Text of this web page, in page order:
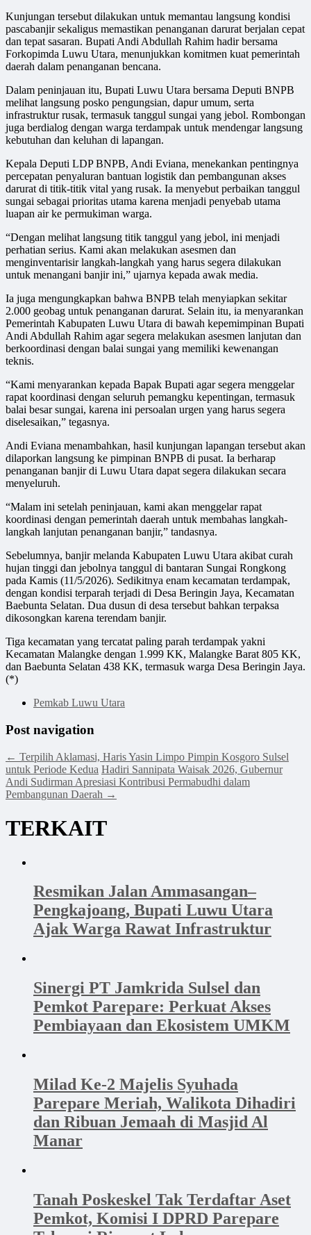
Kunjungan tersebut dilakukan untuk memantau langsung kondisi
pascabanjir sekaligus memastikan penanganan darurat berjalan cepat
dan tepat sasaran. Bupati Andi Abdullah Rahim hadir bersama
Forkopimda Luwu Utara, menunjukkan komitmen kuat pemerintah
daerah dalam penanganan bencana.
Dalam peninjauan itu, Bupati Luwu Utara bersama Deputi BNPB
melihat langsung posko pengungsian, dapur umum, serta
infrastruktur rusak, termasuk tanggul sungai yang jebol. Rombongan
juga berdialog dengan warga terdampak untuk mendengar langsung
kebutuhan dan keluhan di lapangan.
Kepala Deputi LDP BNPB, Andi Eviana, menekankan pentingnya
percepatan penyaluran bantuan logistik dan pembangunan akses
darurat di titik-titik vital yang rusak. Ia menyebut perbaikan tanggul
sungai sebagai prioritas utama karena menjadi penyebab utama
luapan air ke permukiman warga.
“Dengan melihat langsung titik tanggul yang jebol, ini menjadi
perhatian serius. Kami akan melakukan asesmen dan
menginventarisir langkah-langkah yang harus segera dilakukan
untuk menangani banjir ini,” ujarnya kepada awak media.
Ia juga mengungkapkan bahwa BNPB telah menyiapkan sekitar
2.000 geobag untuk penanganan darurat. Selain itu, ia menyarankan
Pemerintah Kabupaten Luwu Utara di bawah kepemimpinan Bupati
Andi Abdullah Rahim agar segera melakukan asesmen lanjutan dan
berkoordinasi dengan balai sungai yang memiliki kewenangan
teknis.
“Kami menyarankan kepada Bapak Bupati agar segera menggelar
rapat koordinasi dengan seluruh pemangku kepentingan, termasuk
balai besar sungai, karena ini persoalan urgen yang harus segera
diselesaikan,” tegasnya.
Andi Eviana menambahkan, hasil kunjungan lapangan tersebut akan
dilaporkan langsung ke pimpinan BNPB di pusat. Ia berharap
penanganan banjir di Luwu Utara dapat segera dilakukan secara
menyeluruh.
“Malam ini setelah peninjauan, kami akan menggelar rapat
koordinasi dengan pemerintah daerah untuk membahas langkah-
langkah lanjutan penanganan banjir,” tandasnya.
Sebelumnya, banjir melanda Kabupaten Luwu Utara akibat curah
hujan tinggi dan jebolnya tanggul di bantaran Sungai Rongkong
pada Kamis (11/5/2026). Sedikitnya enam kecamatan terdampak,
dengan kondisi terparah terjadi di Desa Beringin Jaya, Kecamatan
Baebunta Selatan. Dua dusun di desa tersebut bahkan terpaksa
dikosongkan karena terendam banjir.
Tiga kecamatan yang tercatat paling parah terdampak yakni
Kecamatan Malangke dengan 1.999 KK, Malangke Barat 805 KK,
dan Baebunta Selatan 438 KK, termasuk warga Desa Beringin Jaya.
(*)
Pemkab Luwu Utara
Post navigation
← Terpilih Aklamasi, Haris Yasin Limpo Pimpin Kosgoro Sulsel
untuk Periode Kedua Hadiri Sannipata Waisak 2026, Gubernur
Andi Sudirman Apresiasi Kontribusi Permabudhi dalam
Pembangunan Daerah →
TERKAIT
Resmikan Jalan Ammasangan–
Pengkajoang, Bupati Luwu Utara
Ajak Warga Rawat Infrastruktur
Sinergi PT Jamkrida Sulsel dan
Pemkot Parepare: Perkuat Akses
Pembiayaan dan Ekosistem UMKM
Milad Ke-2 Majelis Syuhada
Parepare Meriah, Walikota Dihadiri
dan Ribuan Jemaah di Masjid Al
Manar
Tanah Poskeskel Tak Terdaftar Aset
Pemkot, Komisi I DPRD Parepare